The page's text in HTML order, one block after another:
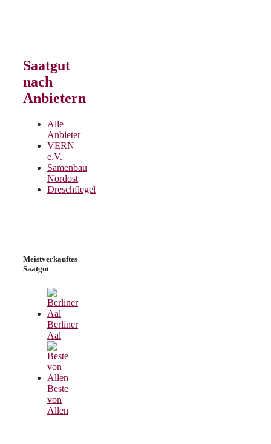
Saatgut
nach
Anbietern
Alle
Anbieter
VERN
e.V.
Samenbau
Nordost
Dreschflegel
Meistverkauftes
Saatgut
Berliner
Aal
Beste
von
Allen